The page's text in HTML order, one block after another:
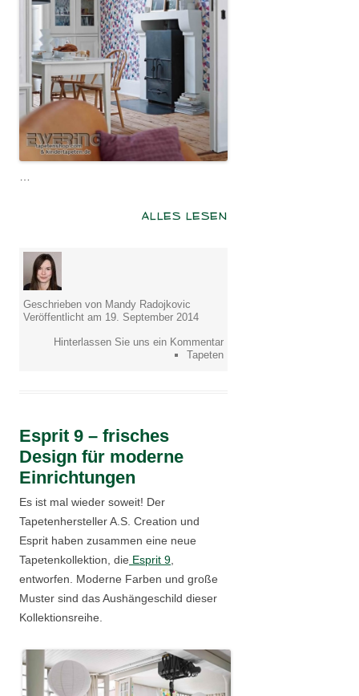
…
ALLES LESEN
Geschrieben von Mandy Radojkovic
Veröffentlicht am 19. September 2014
Hinterlassen Sie uns ein Kommentar
Tapeten
Esprit 9 – frisches
Design für moderne
Einrichtungen
Es ist mal wieder soweit! Der
Tapetenhersteller A.S. Creation und
Esprit haben zusammen eine neue
Tapetenkollektion, die Esprit 9,
entworfen. Moderne Farben und große
Muster sind das Aushängeschild dieser
Kollektionsreihe.